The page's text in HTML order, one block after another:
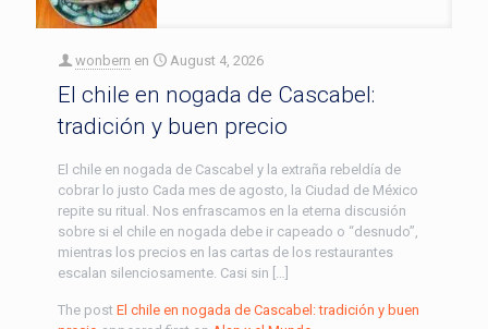
wonbern en August 4, 2026
El chile en nogada de Cascabel:
tradición y buen precio
El chile en nogada de Cascabel y la extraña rebeldía de
cobrar lo justo Cada mes de agosto, la Ciudad de México
repite su ritual. Nos enfrascamos en la eterna discusión
sobre si el chile en nogada debe ir capeado o “desnudo”,
mientras los precios en las cartas de los restaurantes
escalan silenciosamente. Casi sin […]
The post El chile en nogada de Cascabel: tradición y buen